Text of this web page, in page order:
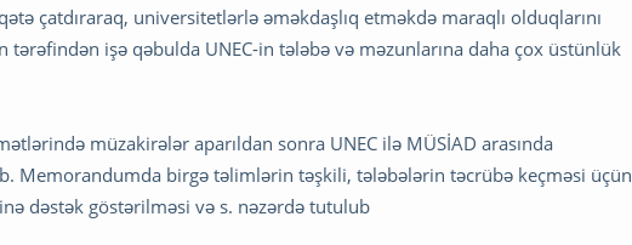
çatdıraraq, universitetlərlə əməkdaşlıq etməkdə maraqlı olduqlarını
tərəfindən işə qəbulda UNEC-in tələbə və məzunlarına daha çox üstünlük
müzakirələr aparıldan sonra UNEC ilə MÜSİAD arasında
Memorandumda birgə təlimlərin təşkili, tələbələrin təcrübə keçməsi üçün
dəstək göstərilməsi və s. nəzərdə tutulub